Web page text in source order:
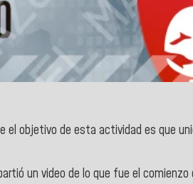
el objetivo de esta actividad es que
un video de lo que fue el comienzo